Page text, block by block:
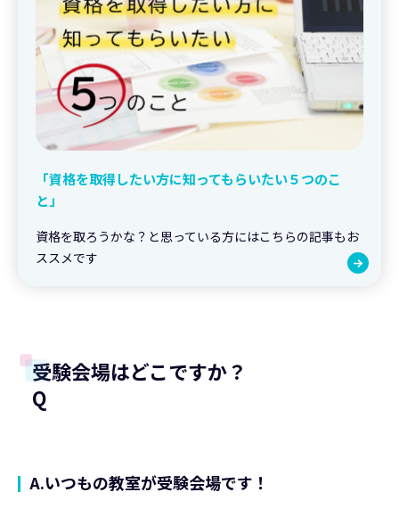
「資格を取得したい方に知ってもらいたい５つのこ
と」
資格を取ろうかな？と思っている方にはこちらの記事もお
ススメです
Q
受験会場はどこですか？
A.いつもの教室が受験会場です！